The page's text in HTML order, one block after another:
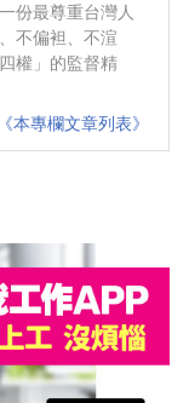
份最尊重台灣人
不偏袒、不渲
權」的監督精
《本專欄文章列表》